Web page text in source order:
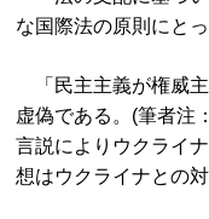
な国際法の原則にと
「民主主義が権威
虚偽である。(筆者注
言説によりウクライ
想はウクライナとの